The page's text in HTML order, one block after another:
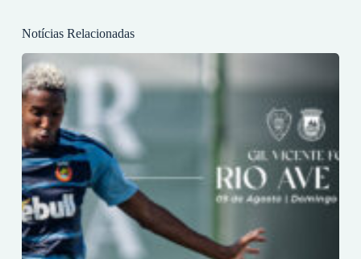
Notícias Relacionadas